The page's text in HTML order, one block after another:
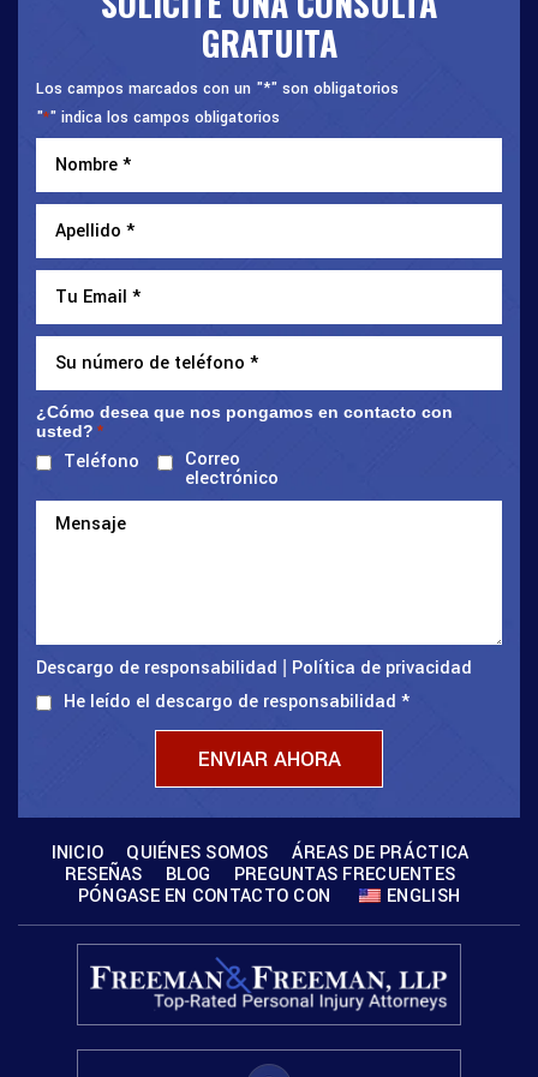
GRATUITA
Los campos marcados con un "*" son obligatorios
"*" indica los campos obligatorios
¿Cómo desea que nos pongamos en contacto con
usted? *
Teléfono Correo
electrónico
Descargo de responsabilidad
Política de privacidad
He leído el descargo de responsabilidad *
INICIO QUIÉNES SOMOS
ÁREAS DE PRÁCTICA
RESEÑAS
BLOG
PREGUNTAS FRECUENTES
PÓNGASE EN CONTACTO CON
ENGLISH